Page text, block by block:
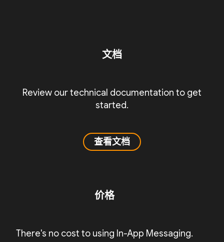
文档
Review our technical documentation to get
started.
查看文档
价格
There's no cost to using In-App Messaging.